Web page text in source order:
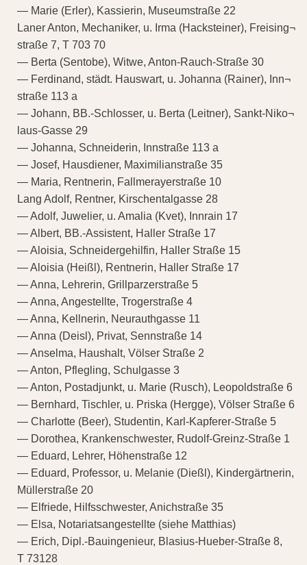
— Marie (Erler), Kassierin, Museumstraße 22
Laner Anton, Mechaniker, u. Irma (Hacksteiner), Freising¬
straße 7, T 703 70
— Berta (Sentobe), Witwe, Anton-Rauch-Straße 30
— Ferdinand, städt. Hauswart, u. Johanna (Rainer), Inn¬
straße 113 a
— Johann, BB.-Schlosser, u. Berta (Leitner), Sankt-Niko¬
laus-Gasse 29
— Johanna, Schneiderin, Innstraße 113 a
— Josef, Hausdiener, Maximilianstraße 35
— Maria, Rentnerin, Fallmerayerstraße 10
Lang Adolf, Rentner, Kirschentalgasse 28
— Adolf, Juwelier, u. Amalia (Kvet), Innrain 17
— Albert, BB.-Assistent, Haller Straße 17
— Aloisia, Schneidergehilfin, Haller Straße 15
— Aloisia (Heißl), Rentnerin, Haller Straße 17
— Anna, Lehrerin, Grillparzerstraße 5
— Anna, Angestellte, Trogerstraße 4
— Anna, Kellnerin, Neurauthgasse 11
— Anna (Deisl), Privat, Sennstraße 14
— Anselma, Haushalt, Völser Straße 2
— Anton, Pflegling, Schulgasse 3
— Anton, Postadjunkt, u. Marie (Rusch), Leopoldstraße 6
— Bernhard, Tischler, u. Priska (Hergge), Völser Straße 6
— Charlotte (Beer), Studentin, Karl-Kapferer-Straße 5
— Dorothea, Krankenschwester, Rudolf-Greinz-Straße 1
— Eduard, Lehrer, Höhenstraße 12
— Eduard, Professor, u. Melanie (Dießl), Kindergärtnerin,
Müllerstraße 20
— Elfriede, Hilfsschwester, Anichstraße 35
— Elsa, Notariatsangestellte (siehe Matthias)
— Erich, Dipl.-Bauingenieur, Blasius-Hueber-Straße 8,
T 73128